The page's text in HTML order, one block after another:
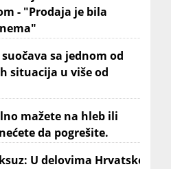
- "Prodaja je bila
sa jednom od
situacija u više od
mažete na hleb ili
da pogrešite.
U delovima Hrvatske